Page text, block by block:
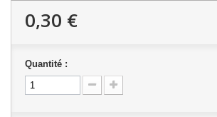
0,30 €
Quantité :